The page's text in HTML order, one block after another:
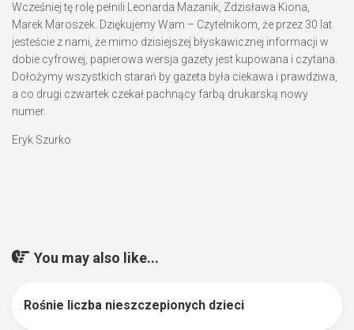
Wcześniej tę rolę pełnili Leonarda Mazanik, Zdzisława Kiona,
Marek Maroszek. Dziękujemy Wam – Czytelnikom, że przez 30 lat
jesteście z nami, że mimo dzisiejszej błyskawicznej informacji w
dobie cyfrowej, papierowa wersja gazety jest kupowana i czytana.
Dołożymy wszystkich starań by gazeta była ciekawa i prawdziwa,
a co drugi czwartek czekał pachnący farbą drukarską nowy
numer.
Eryk Szurko
You may also like...
Rośnie liczba nieszczepionych dzieci